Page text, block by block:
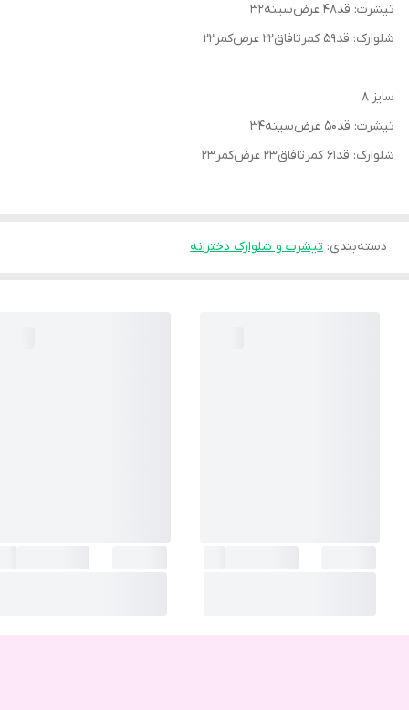
تیشرت: قد۴۸ عرض‌سینه۳۲
شلوارک: قد۵۹ کمرتافاق۲۲ عرض‌کمر۲۲
سایز ۸
تیشرت: قد۵۰ عرض‌سینه۳۴
شلوارک: قد۶۱ کمرتافاق۲۳ عرض‌کمر۲۳
دسته‌بندی: تیشرت و شلوارک دخترانه